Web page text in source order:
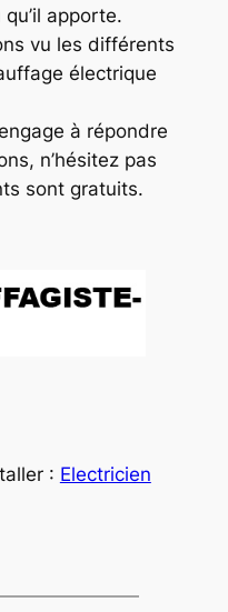
apporte.
vu les différents
électrique
à répondre
n’hésitez pas
sont gratuits.
: Electricien